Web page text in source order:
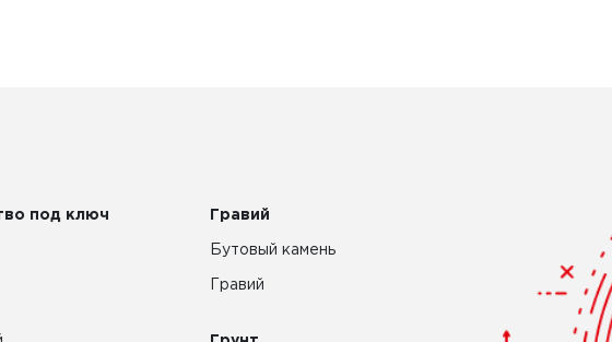
под ключ Гравий
Бутовый камень
Гравий